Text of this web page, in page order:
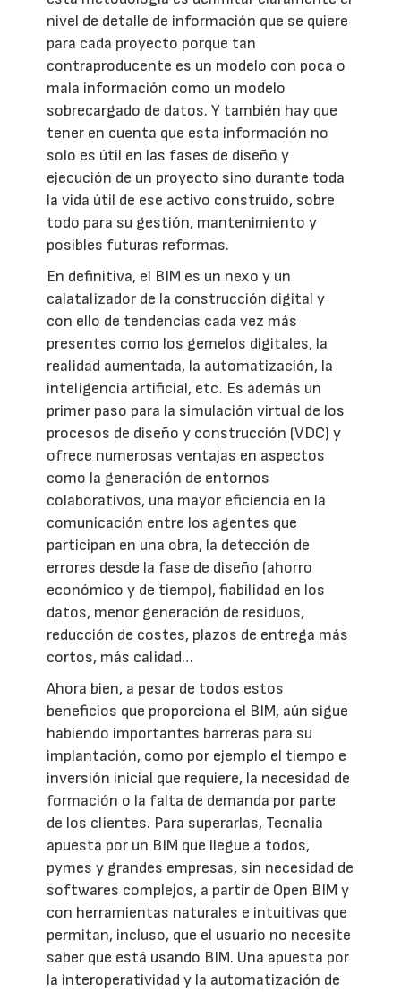
nivel de detalle de información que se quiere
para cada proyecto porque tan
contraproducente es un modelo con poca o
mala información como un modelo
sobrecargado de datos. Y también hay que
tener en cuenta que esta información no
solo es útil en las fases de diseño y
ejecución de un proyecto sino durante toda
la vida útil de ese activo construido, sobre
todo para su gestión, mantenimiento y
posibles futuras reformas.
En definitiva, el BIM es un nexo y un
calatalizador de la construcción digital y
con ello de tendencias cada vez más
presentes como los gemelos digitales, la
realidad aumentada, la automatización, la
inteligencia artificial, etc. Es además un
primer paso para la simulación virtual de los
procesos de diseño y construcción (VDC) y
ofrece numerosas ventajas en aspectos
como la generación de entornos
colaborativos, una mayor eficiencia en la
comunicación entre los agentes que
participan en una obra, la detección de
errores desde la fase de diseño (ahorro
económico y de tiempo), fiabilidad en los
datos, menor generación de residuos,
reducción de costes, plazos de entrega más
cortos, más calidad…
Ahora bien, a pesar de todos estos
beneficios que proporciona el BIM, aún sigue
habiendo importantes barreras para su
implantación, como por ejemplo el tiempo e
inversión inicial que requiere, la necesidad de
formación o la falta de demanda por parte
de los clientes. Para superarlas, Tecnalia
apuesta por un BIM que llegue a todos,
pymes y grandes empresas, sin necesidad de
softwares complejos, a partir de Open BIM y
con herramientas naturales e intuitivas que
permitan, incluso, que el usuario no necesite
saber que está usando BIM. Una apuesta por
la interoperatividad y la automatización de